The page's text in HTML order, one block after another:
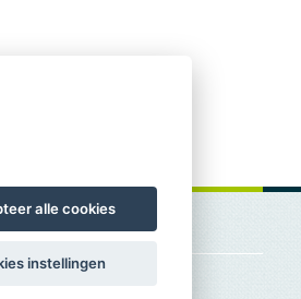
alle cookies
instellingen